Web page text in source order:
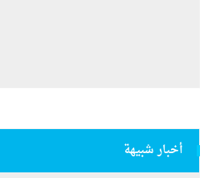
أخبار شبيهة